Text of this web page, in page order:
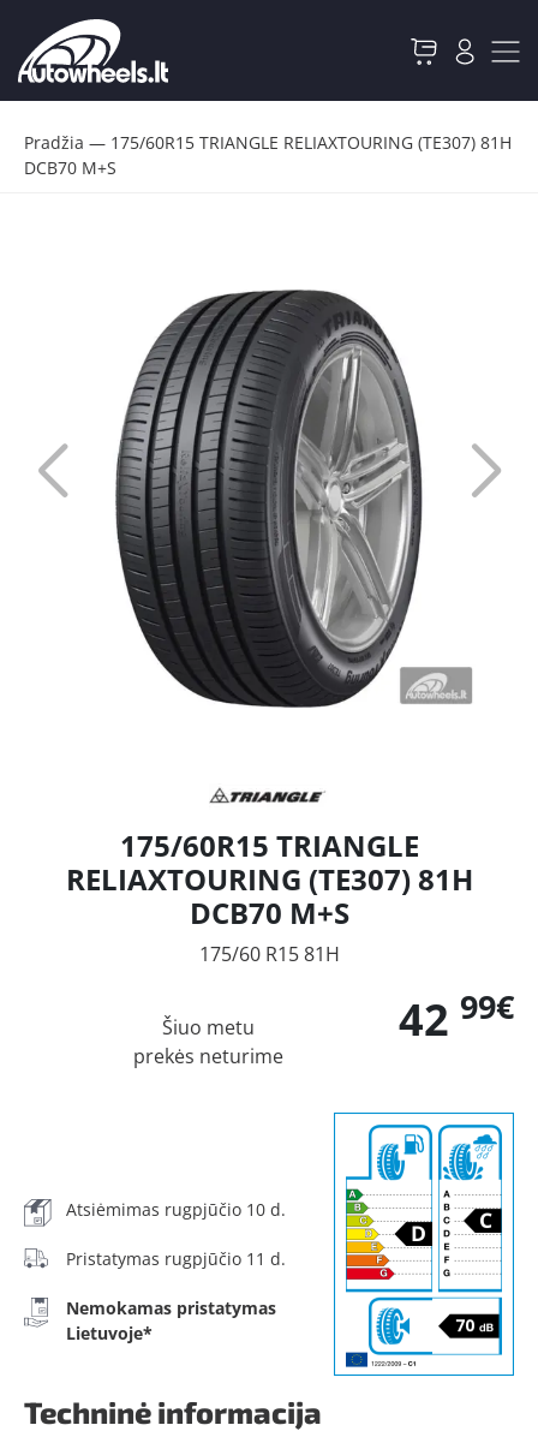
Pradžia — 175/60R15 TRIANGLE RELIAXTOURING (TE307) 81H
DCB70 M+S
175/60R15 TRIANGLE
RELIAXTOURING (TE307) 81H
DCB70 M+S
175/60 R15 81H
42 99€
Šiuo metu
prekės neturime
Atsiėmimas rugpjūčio 10 d.
Pristatymas rugpjūčio 11 d.
Nemokamas pristatymas
Lietuvoje*
Techninė informacija